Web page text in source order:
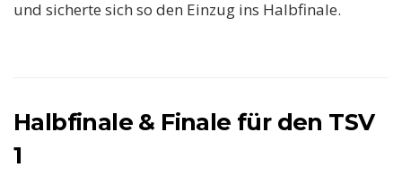
und sicherte sich so den Einzug ins Halbfinale.
Halbfinale & Finale für den TSV
1